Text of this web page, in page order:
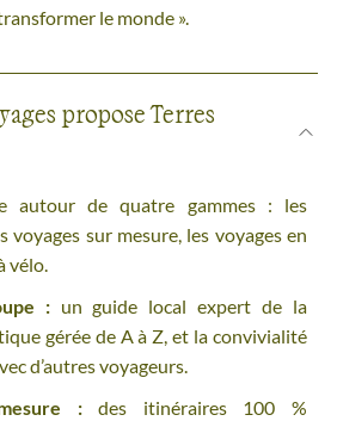
le monde ».
propose Terres
autour de quatre gammes : les
voyages sur mesure, les voyages en
vélo.
:un guide local expert de la
gérée de A à Z, et la convivialité
d’autres voyageurs.
:des itinéraires 100 %